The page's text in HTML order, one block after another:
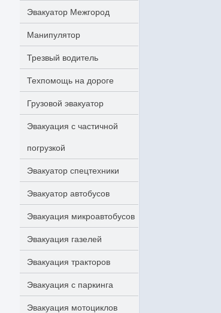
Эвакуатор Межгород
Манипулятор
Трезвый водитель
Техпомощь на дороге
Грузовой эвакуатор
Эвакуация с частичной
погрузкой
Эвакуатор спецтехники
Эвакуатор автобусов
Эвакуация микроавтобусов
Эвакуация газелей
Эвакуация тракторов
Эвакуация с паркинга
Эвакуация мотоциклов